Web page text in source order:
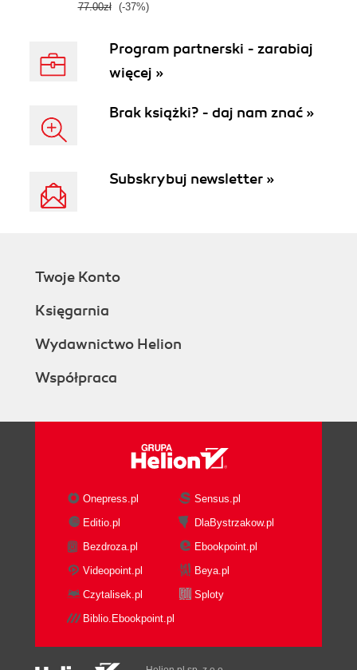
77.00zł (-37%)
Program partnerski - zarabiaj
więcej »
Brak książki? - daj nam znać »
Subskrybuj newsletter »
Twoje Konto
Księgarnia
Wydawnictwo Helion
Współpraca
Onepress.pl
Sensus.pl
Editio.pl
DlaBystrzakow.pl
Bezdroza.pl
Ebookpoint.pl
Videopoint.pl
Beya.pl
Czytalisek.pl
Sploty
Biblio.Ebookpoint.pl